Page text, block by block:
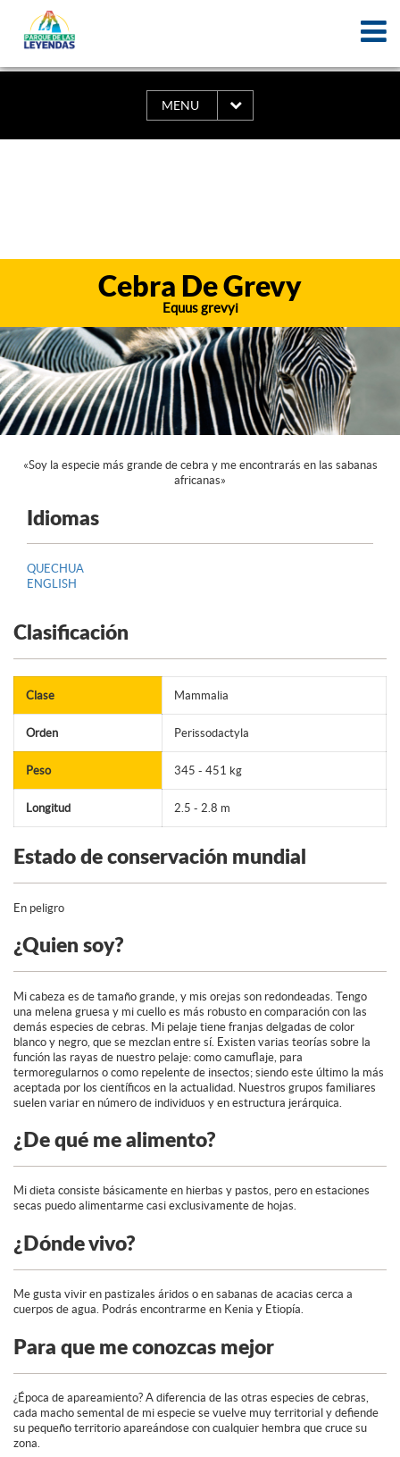
MENU
Cebra De Grevy
Equus grevyi
«Soy la especie más grande de cebra y me encontrarás en las sabanas
africanas»
Idiomas
QUECHUA
ENGLISH
Clasificación
Clase Mammalia
Orden Perissodactyla
Peso 345 - 451 kg
Longitud 2.5 - 2.8 m
Estado de conservación mundial
En peligro
¿Quien soy?
Mi cabeza es de tamaño grande, y mis orejas son redondeadas. Tengo
una melena gruesa y mi cuello es más robusto en comparación con las
demás especies de cebras. Mi pelaje tiene franjas delgadas de color
blanco y negro, que se mezclan entre sí. Existen varias teorías sobre la
función las rayas de nuestro pelaje: como camuflaje, para
termoregularnos o como repelente de insectos; siendo este último la más
aceptada por los científicos en la actualidad. Nuestros grupos familiares
suelen variar en número de individuos y en estructura jerárquica.
¿De qué me alimento?
Mi dieta consiste básicamente en hierbas y pastos, pero en estaciones
secas puedo alimentarme casi exclusivamente de hojas.
¿Dónde vivo?
Me gusta vivir en pastizales áridos o en sabanas de acacias cerca a
cuerpos de agua. Podrás encontrarme en Kenia y Etiopía.
Para que me conozcas mejor
¿Época de apareamiento? A diferencia de las otras especies de cebras,
cada macho semental de mi especie se vuelve muy territorial y defiende
su pequeño territorio apareándose con cualquier hembra que cruce su
zona.